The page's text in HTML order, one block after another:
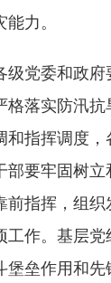
力。
级党委和政府
格落实防汛
和指挥调度
部要牢固树
前指挥，组
工作。基层
堡垒作用和